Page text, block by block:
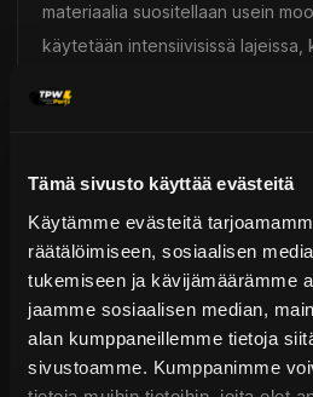
Tämä sivusto käyttää evästeitä
Käytämme evästeitä
räätälöimiseen, sosiaalisen
tukemiseen ja kävijämäärämme
jaamme sosiaalisen median,
alan kumppaneillemme tietoja
sivustoamme. Kumppanimme
materiaalia suositellaan usein
käytetään intensiivisissä
lukuisia käsittelyjä, tarjoten
kestävyyttä kuin ARP 2000 (260
L19-materiaalia suositellaan
käytetään intensiivisissä
kiihdytyskisoissa. Toisin kuin
valmistusmateriaali ei ole
varotoimenpiteitä käytössä.